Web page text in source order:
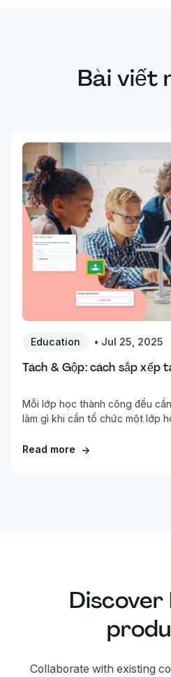
Bài viết
Education • Jul 25, 2025
Tách & Gộp: cách sắp xếp
Mỗi lớp học thành công đều
làm gì khi cần tổ chức một lớp
Read more →
Discover
Collaborate with existing